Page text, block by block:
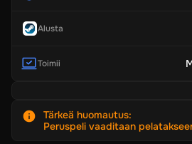
Alusta
Toimii
Tärkeä huomautus:
Peruspeli vaaditaan